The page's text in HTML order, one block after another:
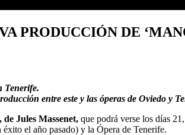
PRODUCCIÓN DE
Tenerife.
entre este y las óperas de Oviedo y
, de Jules Massenet, que podrá verse los días
el año pasado) y la Ópera de Tenerife.